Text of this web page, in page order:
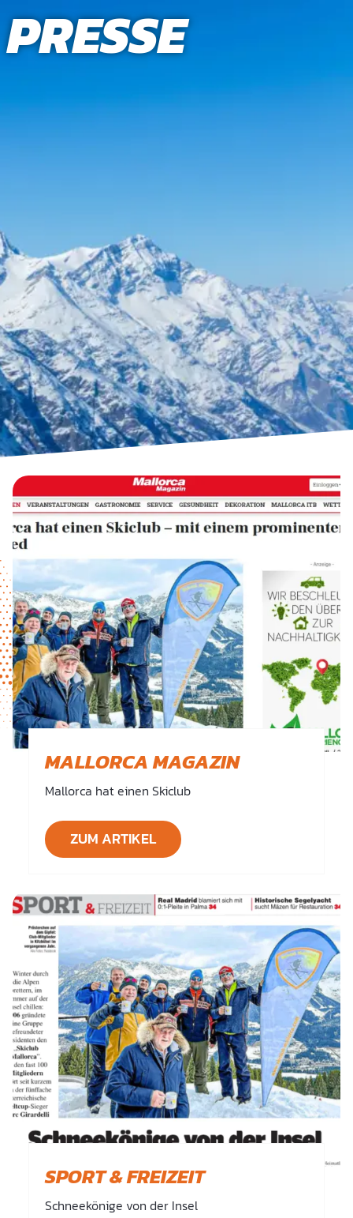
PRESSE
MALLORCA MAGAZIN
Mallorca hat einen Skiclub
ZUM ARTIKEL
SPORT & FREIZEIT
Schneekönige von der Insel